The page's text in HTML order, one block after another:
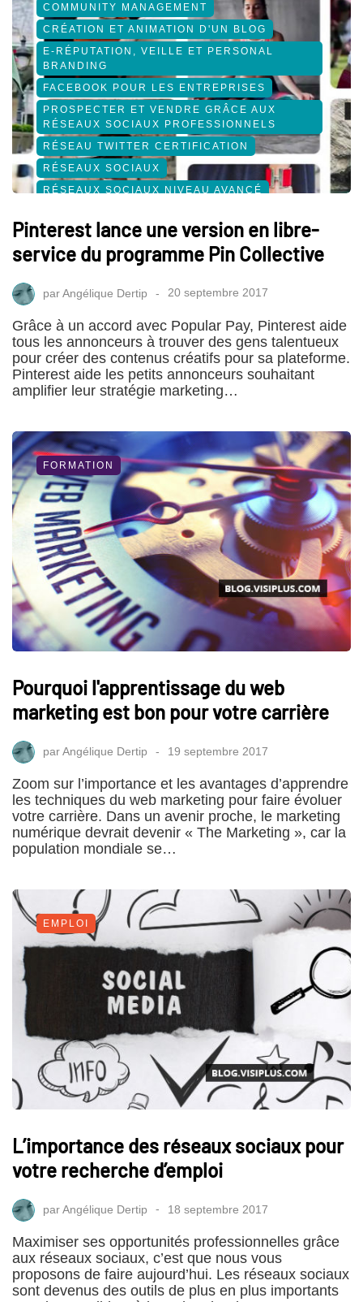
COMMUNITY MANAGEMENT
CRÉATION ET ANIMATION D'UN BLOG
E-RÉPUTATION, VEILLE ET PERSONAL
BRANDING
FACEBOOK POUR LES ENTREPRISES
PROSPECTER ET VENDRE GRÂCE AUX
RÉSEAUX SOCIAUX PROFESSIONNELS
RÉSEAU TWITTER CERTIFICATION
RÉSEAUX SOCIAUX
RÉSEAUX SOCIAUX NIVEAU AVANCÉ
Pinterest lance une version en libre-
service du programme Pin Collective
parAngélique Dertip 20 septembre 2017
Grâce à un accord avec Popular Pay, Pinterest aide
tous les annonceurs à trouver des gens talentueux
pour créer des contenus créatifs pour sa plateforme.
Pinterest aide les petits annonceurs souhaitant
amplifier leur stratégie marketing…
FORMATION
Pourquoi l'apprentissage du web
marketing est bon pour votre carrière
parAngélique Dertip 19 septembre 2017
Zoom sur l’importance et les avantages d’apprendre
les techniques du web marketing pour faire évoluer
votre carrière. Dans un avenir proche, le marketing
numérique devrait devenir « The Marketing », car la
population mondiale se…
EMPLOI
L’importance des réseaux sociaux pour
votre recherche d’emploi
parAngélique Dertip 18 septembre 2017
Maximiser ses opportunités professionnelles grâce
aux réseaux sociaux, c’est que nous vous
proposons de faire aujourd’hui. Les réseaux sociaux
sont devenus des outils de plus en plus importants